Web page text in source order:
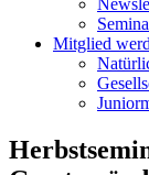
Mitglied